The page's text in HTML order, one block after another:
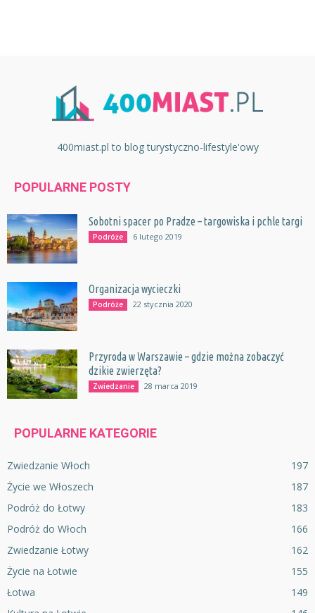
400miast.pl to blog turystyczno-lifestyle'owy
POPULARNE POSTY
Sobotni spacer po Pradze – targowiska i pchle targi
Podróże 6 lutego 2019
Organizacja wycieczki
Podróże 22 stycznia 2020
Przyroda w Warszawie – gdzie można zobaczyć
dzikie zwierzęta?
Zwiedzanie 28 marca 2019
POPULARNE KATEGORIE
Zwiedzanie Włoch
197
Życie we Włoszech
187
Podróż do Łotwy
183
Podróż do Włoch
166
Zwiedzanie Łotwy
162
Życie na Łotwie
155
Łotwa
149